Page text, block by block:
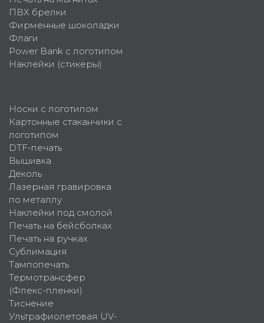
ПВХ брелки
Фирменные шоколадки
Флаги
Power Bank с логотипом
Наклейки (стикеры)
Носки с логотипом
Картонные стаканчики с
логотипом
DTF-печать
Вышивка
Деколь
Лазерная гравировка
по металлу
Наклейки под смолой
Печать на бейсболках
Печать на ручках
Сублимация
Тампопечать
Термотрансфер
(Флекс-пленки)
Тиснение
Ультрафиолетовая UV-